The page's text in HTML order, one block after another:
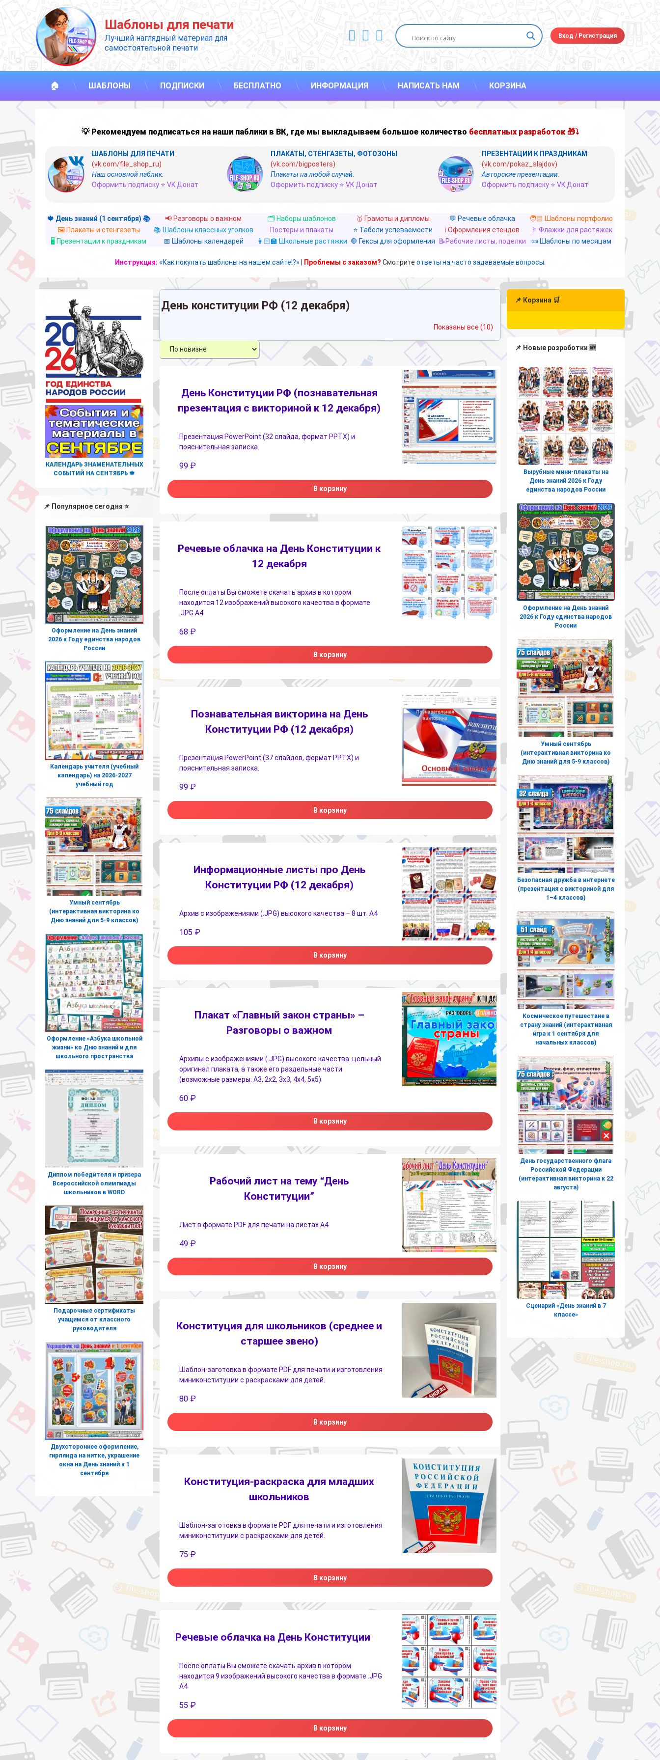
Перейти
к
содержимому
Шаблоны для печати
Лучший наглядный материал для
самостоятельной печати
ВКонтакте
YouTube
E-mail Вход /Регистрация
🏠 ШАБЛОНЫ ПОДПИСКИ БЕСПЛАТНО ИНФОРМАЦИЯ НАПИСАТЬ НАМ КОРЗИНА
💡 Рекомендуем подписаться на наши паблики в ВК, где мы выкладываем большое количество бесплатных разработок 🎁⤵
ШАБЛОНЫ ДЛЯ ПЕЧАТИ
(vk.com/file_shop_ru)
Наш основной паблик.
Оформить подписку ⭐ VK Донат
ПЛАКАТЫ, СТЕНГАЗЕТЫ, ФОТОЗОНЫ
(vk.com/bigposters)
Плакаты на любой случай.
Оформить подписку ⭐ VK Донат
ПРЕЗЕНТАЦИИ К ПРАЗДНИКАМ
(vk.com/pokaz_slajdov)
Авторские презентации.
Оформить подписку ⭐ VK Донат
🍁 День знаний (1 сентября) 📚 📢 Разговоры о важном 🗂️ Наборы шаблонов 🥇 Грамоты и дипломы 💬 Речевые облачка
🧑🏻 Шаблоны портфолио
🖼️ Плакаты и стенгазеты
📚 Шаблоны классных уголков Постеры и плакаты ⭐ Табели успеваемости ℹ️ Оформления стендов
🚩 Флажки для растяжек
🖥️ Презентации к праздникам
📅 Шаблоны календарей 👩🏻‍🏫 Школьные растяжки 🛑 Гексы для оформления 📝Рабочие листы, поделки 📜 Шаблоны по месяцам
Инструкция: «Как покупать шаблоны на нашем сайте!?» Проблемы с заказом? Смотрите ответы на часто задаваемые вопросы.
День конституции РФ (12 декабря)
Показаны все (10) Сортировка:
самые
недавние
День Конституции РФ (познавательная
презентация с викториной к 12 декабря)
Презентация PowerPoint (32 слайда, формат PPTX) и
пояснительная записка.
99 ₽
В корзину
Речевые облачка на День Конституции к
12 декабря
После оплаты Вы сможете скачать архив в котором
находится 12 изображений высокого качества в формате
.JPG А4
68 ₽
В корзину
Познавательная викторина на День
Конституции РФ (12 декабря)
Презентация PowerPoint (37 слайдов, формат PPTX) и
пояснительная записка.
99 ₽
В корзину
Информационные листы про День
Конституции РФ (12 декабря)
Архив с изображениями (.JPG) высокого качества – 8 шт. А4
105 ₽
В корзину
Плакат «Главный закон страны» –
Разговоры о важном
Архивы с изображениями (.JPG) высокого качества: цельный
оригинал плаката, а также его раздельные части
(возможные размеры: А3, 2х2, 3х3, 4х4, 5х5).
60 ₽
В корзину
Рабочий лист на тему “День
Конституции”
Лист в формате PDF для печати на листах А4
49 ₽
В корзину
Конституция для школьников (среднее и
старшее звено)
Шаблон-заготовка в формате PDF для печати и изготовления
миниконституции с раскрасками для детей.
80 ₽
В корзину
Конституция-раскраска для младших
школьников
Шаблон-заготовка в формате PDF для печати и изготовления
миниконституции с раскрасками для детей.
75 ₽
В корзину
Речевые облачка на День Конституции
После оплаты Вы сможете скачать архив в котором
находится 9 изображений высокого качества в формате .JPG
А4
55 ₽
В корзину
КАЛЕНДАРЬ ЗНАМЕНАТЕЛЬНЫХ
СОБЫТИЙ НА СЕНТЯБРЬ 🍁
📌 Популярное сегодня ⭐
Оформление на День знаний
2026 к Году единства народов
России
Календарь учителя (учебный
календарь) на 2026-2027
учебный год
Умный сентябрь
(интерактивная викторина ко
Дню знаний для 5-9 классов)
Оформление «Азбука школьной
жизни» ко Дню знаний и для
школьного пространства
Диплом победителя и призера
Всероссийской олимпиады
школьников в WORD
Подарочные сертификаты
учащимся от классного
руководителя
Двухстороннее оформление,
гирлянда на нитке, украшение
окна на День знаний к 1
сентября
📌 Корзина 🛒
📌 Новые разработки 🆕
Вырубные мини-плакаты на
День знаний 2026 к Году
единства народов России
Оформление на День знаний
2026 к Году единства народов
России
Умный сентябрь
(интерактивная викторина ко
Дню знаний для 5-9 классов)
Безопасная дружба в интернете
(презентация с викториной для
1–4 классов)
Космическое путешествие в
страну знаний (интерактивная
игра к 1 сентября для
начальных классов)
День государственного флага
Российской Федерации
(интерактивная викторина к 22
августа)
Сценарий «День знаний в 7
классе»